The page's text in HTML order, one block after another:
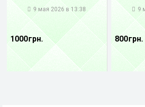
9 мая 2026 в 13:38
1000 грн.
9
800 грн.